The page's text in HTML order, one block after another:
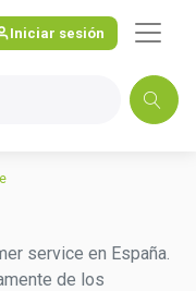
Iniciar sesión
service en España.
de los